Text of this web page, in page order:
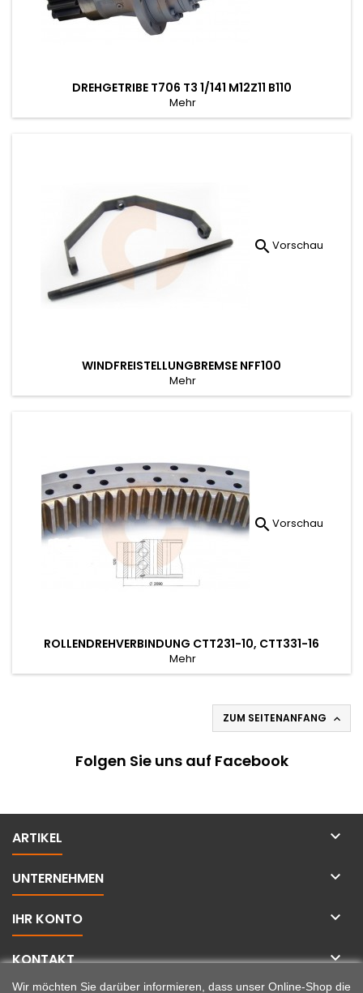
DREHGETRIBE T706 T3 1/141 M12Z11 B110
Mehr
 Vorschau
WINDFREISTELLUNGBREMSE NFF100
Mehr
 Vorschau
ROLLENDREHVERBINDUNG CTT231-10, CTT331-16
Mehr
ZUM SEITENANFANG 
Folgen Sie uns auf Facebook
ARTIKEL 
UNTERNEHMEN 
IHR KONTO 
KONTAKT 
Wir möchten Sie darüber informieren, dass unser Online-Shop die